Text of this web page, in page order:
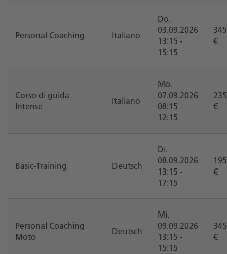
Personal Coaching Italiano
Do.
03.09.2026
13:15 -
15:15
345
€
Corso di guida
Intense
Italiano
Mo.
07.09.2026
08:15 -
12:15
235
€
Basic-Training Deutsch
Di.
08.09.2026
13:15 -
17:15
195
€
Personal Coaching
Moto
Deutsch
Mi.
09.09.2026
13:15 -
15:15
345
€